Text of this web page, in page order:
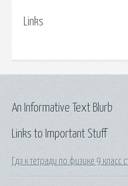
Links
Links to Important Stuff
Гдз к тетради по физике 9 класс
An Informative Text Blurb